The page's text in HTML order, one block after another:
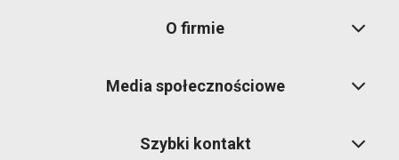
O firmie
Media społecznościowe
Szybki kontakt